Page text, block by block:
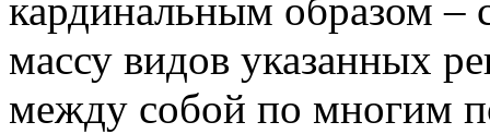
кардинальным образом –
массу видов указанных
между собой по многим